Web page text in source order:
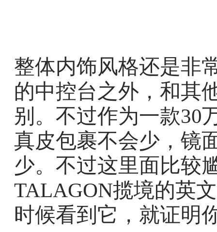
整体内饰风格还是非
的中控台之外，和其
别。不过作为一款30
真皮包裹不会少，镜
少。不过这里面比较
TALAGON揽境的英
时候看到它，就证明